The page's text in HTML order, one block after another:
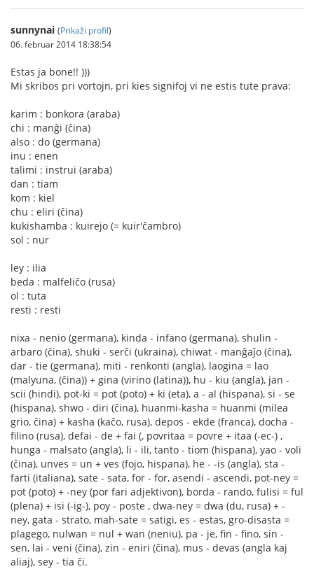
sunnynai (Prikaži profil)
06. februar 2014 18:38:54
Estas ja bone!! )))
Mi skribos pri vortojn, pri kies signifoj vi ne estis tute prava:
karim : bonkora (araba)
chi : manĝi (ĉina)
also : do (germana)
inu : enen
talimi : instrui (araba)
dan : tiam
kom : kiel
chu : eliri (ĉina)
kukishamba : kuirejo (= kuir'ĉambro)
sol : nur
ley : ilia
beda : malfeliĉo (rusa)
ol : tuta
resti : resti
nixa - nenio (germana), kinda - infano (germana), shulin -
arbaro (ĉina), shuki - serĉi (ukraina), chiwat - manĝaĵo (ĉina),
dar - tie (germana), miti - renkonti (angla), laogina = lao
(malyuna, (ĉina)) + gina (virino (latina)), hu - kiu (angla), jan -
scii (hindi), pot-ki = pot (poto) + ki (eta), a - al (hispana), si - se
(hispana), shwo - diri (ĉina), huanmi-kasha = huanmi (milea
grio, ĉina) + kasha (kaĉo, rusa), depos - ekde (franca), docha -
filino (rusa), defai - de + fai (, povritaa = povre + itaa (-ec-) ,
hunga - malsato (angla), li - ili, tanto - tiom (hispana), yao - voli
(ĉina), unves = un + ves (fojo, hispana), he - -is (angla), sta -
farti (italiana), sate - sata, for - for, asendi - ascendi, pot-ney =
pot (poto) + -ney (por fari adjektivon), borda - rando, fulisi = ful
(plena) + isi (-ig-), poy - poste , dwa-ney = dwa (du, rusa) + -
ney, gata - strato, mah-sate = satigi, es - estas, gro-disasta =
plagego, nulwan = nul + wan (neniu), pa - je, fin - fino, sin -
sen, lai - veni (ĉina), zin - eniri (ĉina), mus - devas (angla kaj
aliaj), sey - tia ĉi.